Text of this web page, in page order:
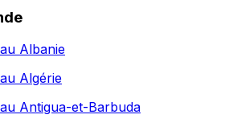
Albanie
Algérie
Antigua-et-Barbuda